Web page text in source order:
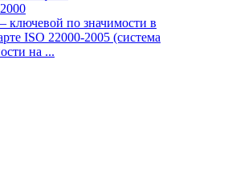
по значимости в
ISO 22000-2005 (система
на ...